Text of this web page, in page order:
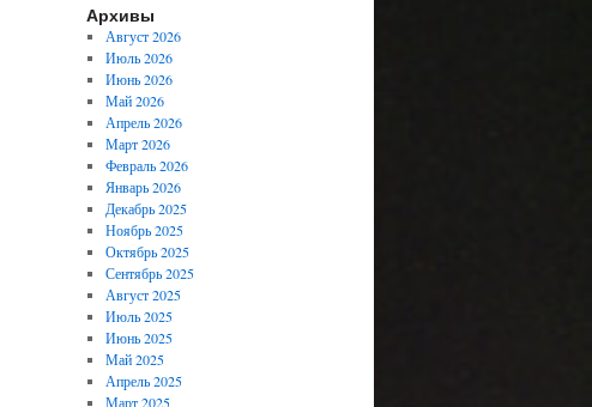
Архивы
Август 2026
Июль 2026
Июнь 2026
Май 2026
Апрель 2026
Март 2026
Февраль 2026
Январь 2026
Декабрь 2025
Ноябрь 2025
Октябрь 2025
Сентябрь 2025
Август 2025
Июль 2025
Июнь 2025
Май 2025
Апрель 2025
Март 2025